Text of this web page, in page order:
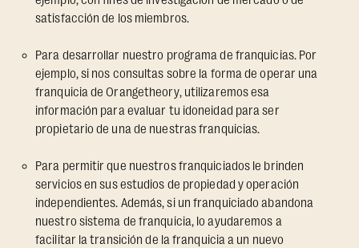
satisfacción de los miembros.
Para desarrollar nuestro programa de franquicias. Por
ejemplo, si nos consultas sobre la forma de operar una
franquicia de Orangetheory, utilizaremos esa
información para evaluar tu idoneidad para ser
propietario de una de nuestras franquicias.
Para permitir que nuestros franquiciados le brinden
servicios en sus estudios de propiedad y operación
independientes. Además, si un franquiciado abandona
nuestro sistema de franquicia, lo ayudaremos a
facilitar la transición de la franquicia a un nuevo